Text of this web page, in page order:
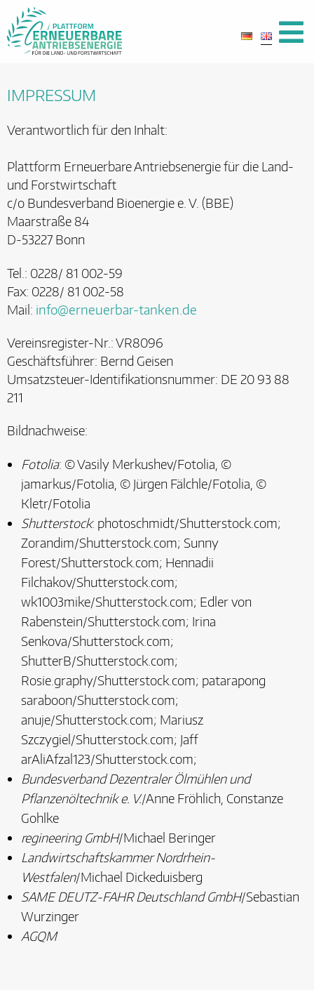
IMPRESSUM
Verantwortlich für den Inhalt:
Plattform Erneuerbare Antriebsenergie für die Land-
und Forstwirtschaft
c/o Bundesverband Bioenergie e. V. (BBE)
Maarstraße 84
D-53227 Bonn
Tel.: 0228/ 81 002-59
Fax: 0228/ 81 002-58
Mail: info@erneuerbar-tanken.de
Vereinsregister-Nr.: VR8096
Geschäftsführer: Bernd Geisen
Umsatzsteuer-Identifikationsnummer: DE 20 93 88
211
Bildnachweise:
Fotolia: © Vasily Merkushev/Fotolia, ©
jamarkus/Fotolia, © Jürgen Fälchle/Fotolia, ©
Kletr/Fotolia
Shutterstock: photoschmidt/Shutterstock.com;
Zorandim/Shutterstock.com; Sunny
Forest/Shutterstock.com; Hennadii
Filchakov/Shutterstock.com;
wk1003mike/Shutterstock.com; Edler von
Rabenstein/Shutterstock.com; Irina
Senkova/Shutterstock.com;
ShutterB/Shutterstock.com;
Rosie.graphy/Shutterstock.com; patarapong
saraboon/Shutterstock.com;
anuje/Shutterstock.com; Mariusz
Szczygiel/Shutterstock.com; Jaff
arAliAfzal123/Shutterstock.com;
Bundesverband Dezentraler Ölmühlen und
Pflanzenöltechnik e. V./Anne Fröhlich, Constanze
Gohlke
regineering GmbH/Michael Beringer
Landwirtschaftskammer Nordrhein-
Westfalen/Michael Dickeduisberg
SAME DEUTZ-FAHR Deutschland GmbH/Sebastian
Wurzinger
AGQM